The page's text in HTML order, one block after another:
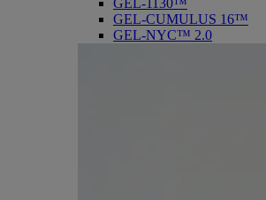
GEL-1130™
GEL-CUMULUS 16™
GEL-NYC™ 2.0